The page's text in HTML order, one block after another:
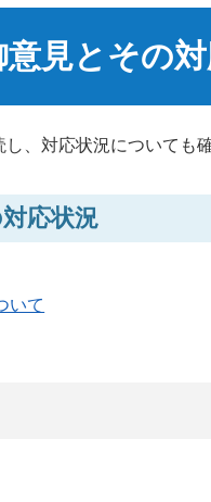
見とその対
、対応状況についても
応状況
いて